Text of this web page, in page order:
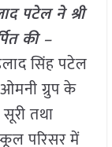
पटेल ने श्री
की –
सिंह पटेल
ग्रुप के
तथा
परिसर में